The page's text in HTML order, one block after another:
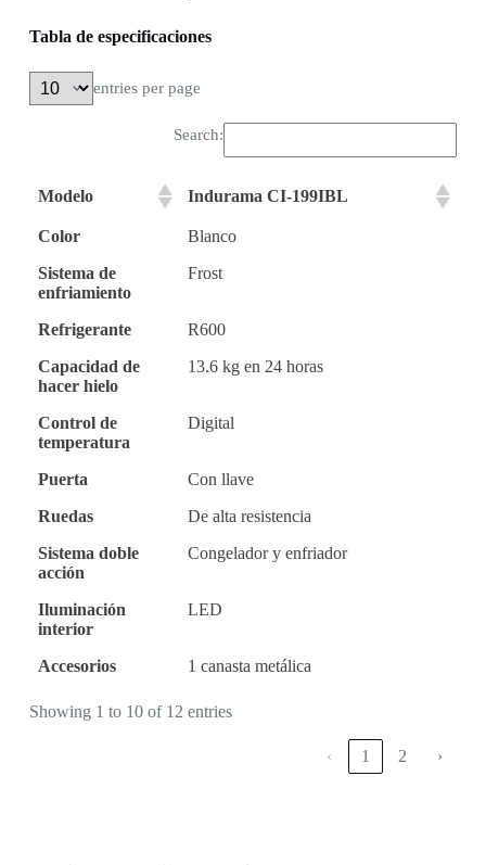
Tabla de especificaciones
entries per page
Search:
Modelo Indurama CI-199IBL
Color
Blanco
Sistema de
enfriamiento
Frost
Refrigerante
R600
Capacidad de
hacer hielo
13.6 kg en 24 horas
Control de
temperatura
Digital
Puerta
Con llave
Ruedas
De alta resistencia
Sistema doble
acción
Congelador y enfriador
Iluminación
interior
LED
Accesorios 1 canasta metálica
Showing 1 to 10 of 12 entries
‹ 1 2 ›